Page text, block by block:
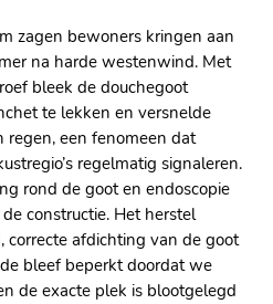
zagen bewoners kringen aan
na harde westenwind.​ Met
bleek de douchegoot
te lekken en versnelde
een fenomeen dat
regelmatig signaleren.​
rond de goot en endoscopie
constructie.​ Het herstel
correcte afdichting van de goot
bleef beperkt doordat we
de exacte plek is blootgelegd